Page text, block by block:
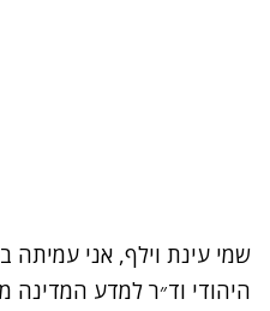
שמי עינת וילף, אני עמיתה
היהודי וד״ר למדע המדינה